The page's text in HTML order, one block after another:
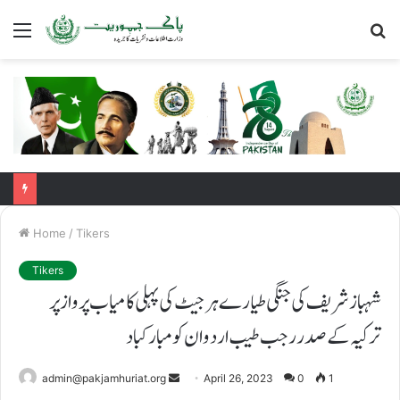
Menu
Home / Tikers
Tikers
شہباز شریف کی جنگی طیارے ہرجیٹ کی پہلی کامیاب پرواز پر
ترکیہ کے صدررجب طیب اردوان کو مبارکباد
admin@pakjamhuriat.org April 26, 2023 0 1